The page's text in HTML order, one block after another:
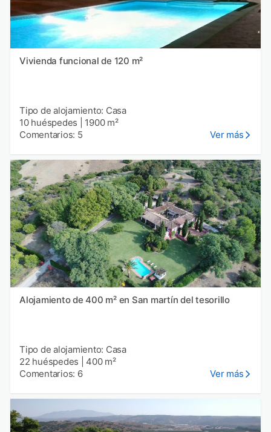
Vivienda funcional de 120 m²
Tipo de alojamiento: Casa
10 huéspedes
1900 m²
Comentarios: 5
Ver más
Alojamiento de 400 m² en San martín del tesorillo
Tipo de alojamiento: Casa
22 huéspedes
400 m²
Comentarios: 6
Ver más